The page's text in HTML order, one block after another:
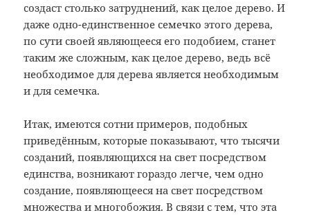
создаст столько затруднений, как целое дерево. И
даже одно-единственное семечко этого дерева,
по сути своей являющееся его подобием, станет
таким же сложным, как целое дерево, ведь всё
необходимое для дерева является необходимым
и для семечка.
Итак, имеются сотни примеров, подобных
приведённым, которые показывают, что тысячи
созданий, появляющихся на свет посредством
единства, возникают гораздо легче, чем одно
создание, появляющееся на свет посредством
множества и многобожия. В связи с тем, что эта